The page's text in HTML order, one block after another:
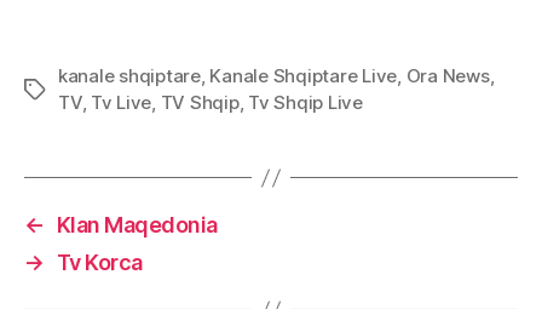
Tags
kanale shqiptare, Kanale Shqiptare Live, Ora News,
TV, Tv Live, TV Shqip, Tv Shqip Live
←
Klan Maqedonia
→
Tv Korca